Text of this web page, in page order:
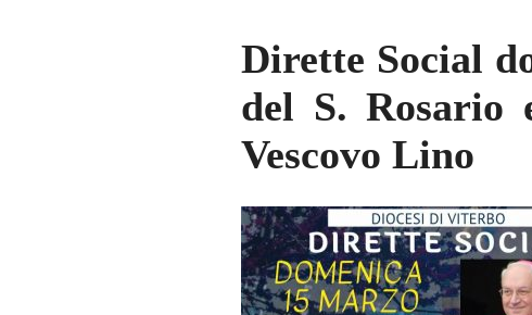
Dirette Social
del S.
Vescovo Lino